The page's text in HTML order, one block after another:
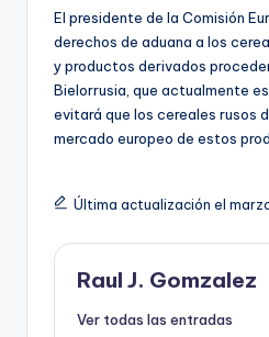
El presidente de la Comisión
derechos de aduana a los
y productos derivados
Bielorrusia, que actualmente
evitará que los cereales rusos
mercado europeo de estos
Última actualización el
Raul J. Gomzalez
Ver todas las entradas